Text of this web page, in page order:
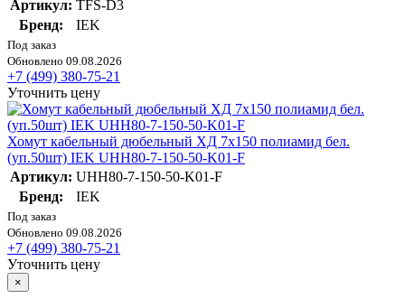
Артикул: TFS-D3
Бренд:
IEK
Под заказ
Обновлено 09.08.2026
+7 (499) 380-75-21
Уточнить цену
Хомут кабельный дюбельный ХД 7х150 полиамид бел.
(уп.50шт) IEK UHH80-7-150-50-K01-F
Артикул: UHH80-7-150-50-K01-F
Бренд:
IEK
Под заказ
Обновлено 09.08.2026
+7 (499) 380-75-21
Уточнить цену
×